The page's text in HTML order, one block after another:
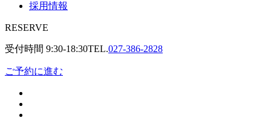
採用情報
RESERVE
受付時間 9:30-18:30TEL.027-386-2828
ご予約に進む